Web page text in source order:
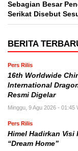
Sebagian Besar
Serikat Disebut
BERITA
Pers Rilis
16th Worldwide
International
Resmi Digelar
Minggu, 9 Agu 2026 - 01:45
Pers Rilis
Himel Hadirkan Visi
“Dream Home”